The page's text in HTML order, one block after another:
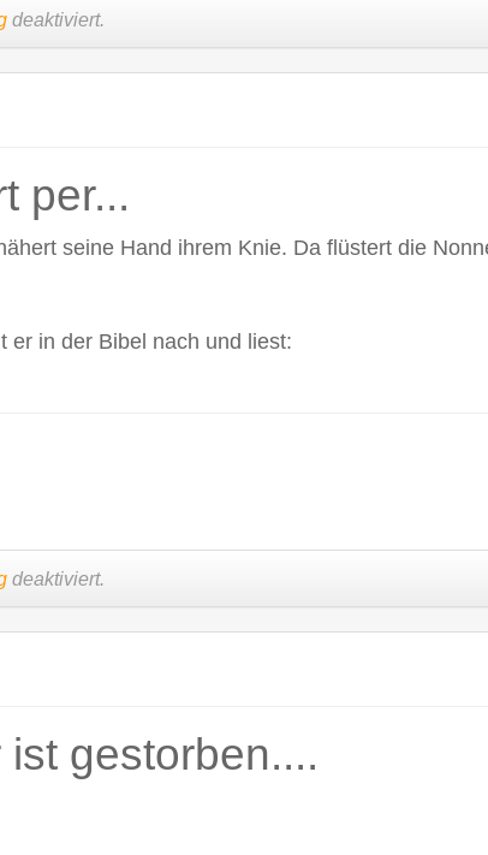
deaktiviert.
per...
seine Hand ihrem Knie. Da flüstert die
er in der Bibel nach und liest:
deaktiviert.
gestorben....